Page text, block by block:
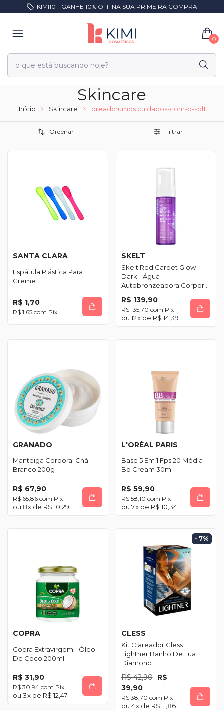
KIMI10 - GANHE 10% OFF NA SUA PRIMEIRA COMPRA
0
Skincare
Início Skincare breadcrumbs.cuidados-com-o-sol1
Ordenar Filtrar
SANTA CLARA
Espátula Plástica Para
Creme
R$ 1,70
R$ 1,65 com Pix
SKELT
Skelt Red Carpet Glow
Dark - Água
Autobronzeadora Corporal
R$ 139,90
R$ 135,70 com Pix
12x de R$ 14,39
GRANADO
Manteiga Corporal Chá
Branco 200g
R$ 67,90
R$ 65,86 com Pix
8x de R$ 10,29
L'ORÉAL PARIS
Base 5 Em 1 Fps 20 Média -
Bb Cream 30ml
R$ 59,90
R$ 58,10 com Pix
7x de R$ 10,34
COPRA
Copra Extravirgem - Óleo
De Coco 200ml
R$ 31,90
R$ 30,94 com Pix
3x de R$ 12,47
- 7%
CLESS
Kit Clareador Cless
Lightner Banho De Lua
Diamond
R$ 42,90 R$
39,90
R$ 38,70 com Pix
4x de R$ 11,86